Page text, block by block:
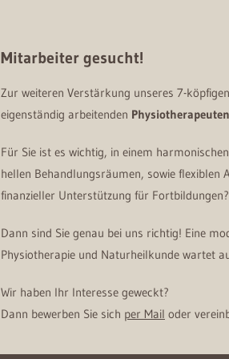
Mitarbeiter gesucht!
Zur weiteren Verstärkung unseres 7-
eigenständig arbeitenden
Für Sie ist es wichtig, in einem
hellen Behandlungsräumen, sowie flexiblen
finanzieller Unterstützung für Fortbildungen?
Dann sind Sie genau bei uns richtig! Eine
Physiotherapie und Naturheilkunde wartet
Wir haben Ihr Interesse geweckt?
Dann bewerben Sie sich per Mail oder